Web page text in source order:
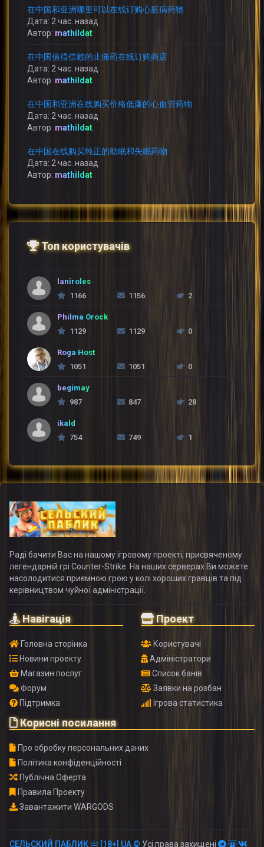
在中国和亚洲哪里可以在线订购心脏病药物
Дата: 2 час. назад
Автор: mathildat
在中国值得信赖的止痛药在线订购商店
Дата: 2 час. назад
Автор: mathildat
在中国和亚洲在线购买价格低廉的心血管药物
Дата: 2 час. назад
Автор: mathildat
在中国在线购买纯正的助眠和失眠药物
Дата: 2 час. назад
Автор: mathildat
Топ користувачів
laniroles
1166
1156 2
Philma Orock
1129
1129 0
Roga Host
1051
1051 0
begimay
987
847 28
ikald
754
749 1
Раді бачити Вас на нашому ігровому проекті, присвяченому
легендарній грі Counter-Strike. На наших серверах Ви можете
насолодитися приємною грою у колі хороших гравців та під
керівництвом чуйної адміністрації.
Навігація
Головна сторінка
Новини проекту
Магазин послуг
Форум
Підтримка
Проект
Користувачі
Адміністратори
Список банів
Заявки на розбан
Ігрова статистика
Корисні посилання
Про обробку персональних даних
Політика конфіденційності
Публічна Оферта
Правила Проекту
Завантажити WARGODS
СЕЛЬСКИЙ ПАБЛИК 亗 [18+] UA © Усі права захищені